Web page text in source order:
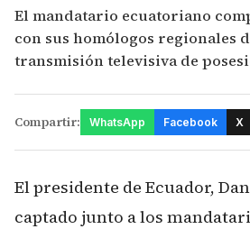
El mandatario ecuatoriano
con sus homólogos regionales
transmisión televisiva de
Compartir: WhatsApp Facebook X
El presidente de Ecuador,
captado junto a los